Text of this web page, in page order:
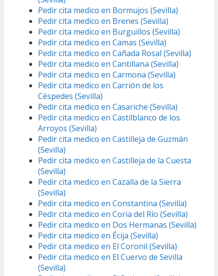
Pedir cita medico en Bormujos (Sevilla)
Pedir cita medico en Brenes (Sevilla)
Pedir cita medico en Burguillos (Sevilla)
Pedir cita medico en Camas (Sevilla)
Pedir cita medico en Cañada Rosal (Sevilla)
Pedir cita medico en Cantillana (Sevilla)
Pedir cita medico en Carmona (Sevilla)
Pedir cita medico en Carrión de los
Céspedes (Sevilla)
Pedir cita medico en Casariche (Sevilla)
Pedir cita medico en Castilblanco de los
Arroyos (Sevilla)
Pedir cita medico en Castilleja de Guzmán
(Sevilla)
Pedir cita medico en Castilleja de la Cuesta
(Sevilla)
Pedir cita medico en Cazalla de la Sierra
(Sevilla)
Pedir cita medico en Constantina (Sevilla)
Pedir cita medico en Coria del Río (Sevilla)
Pedir cita medico en Dos Hermanas (Sevilla)
Pedir cita medico en Écija (Sevilla)
Pedir cita medico en El Coronil (Sevilla)
Pedir cita medico en El Cuervo de Sevilla
(Sevilla)